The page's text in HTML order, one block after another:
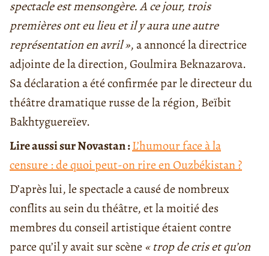
spectacle est mensongère. A ce jour, trois
premières ont eu lieu et il y aura une autre
représentation en avril », a annoncé la directrice
adjointe de la direction, Goulmira Beknazarova.
Sa déclaration a été confirmée par le directeur du
théâtre dramatique russe de la région, Beïbit
Bakhtyguereïev.
Lire aussi sur Novastan :L’humour face à la
censure : de quoi peut-on rire en Ouzbékistan ?
D’après lui, le spectacle a causé de nombreux
conflits au sein du théâtre, et la moitié des
membres du conseil artistique étaient contre
parce qu’il y avait sur scène « trop de cris et qu’on